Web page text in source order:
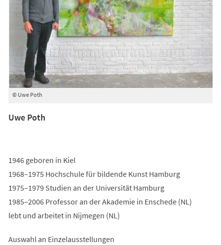
© Uwe Poth
Uwe Poth
1946 geboren in Kiel
1968–1975 Hochschule für bildende Kunst Hamburg
1975–1979 Studien an der Universität Hamburg
1985–2006 Professor an der Akademie in Enschede (NL)
lebt und arbeitet in Nijmegen (NL)
Auswahl an Einzelausstellungen